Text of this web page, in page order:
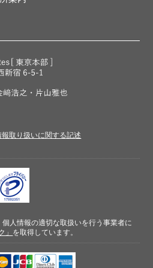
取り扱いに関する記述
人情報の適切な取扱いを行う事業者に
」 を取得しています。